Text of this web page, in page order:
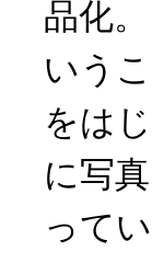
品化
いう
をは
に写
って